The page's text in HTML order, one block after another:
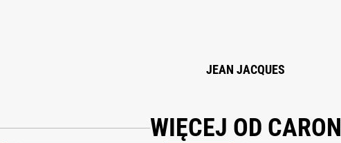
JEAN JACQUES
WIĘCEJ OD CARON